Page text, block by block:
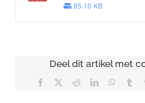
85.10 KB
Deel dit artikel met
Facebook RedditLinkedIn